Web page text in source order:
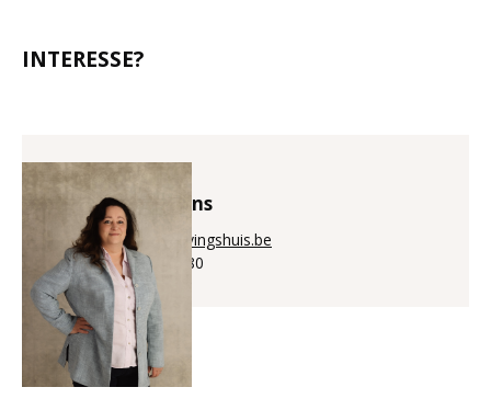
INTERESSE?
Annick Puystiens
annick@aanwervingshuis.be
+32 (0)56 225 880